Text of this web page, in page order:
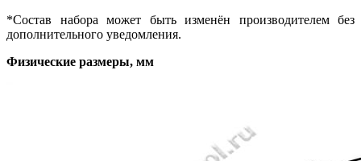
*Состав набора может быть изменён производителем без
дополнительного уведомления.
Физические размеры, мм